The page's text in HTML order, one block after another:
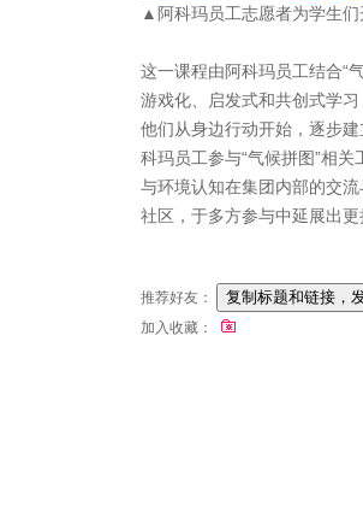
▲阿科玛员工志愿者为学生们
这一课程由阿科玛员工结合“
游戏化、启发式和共创式学
他们从身边行动开始，逐步
科玛员工参与“气候拼图”相
与环境认知在集团内部的交
社区，于多方参与中延展出更
推荐好友：
加入收藏：